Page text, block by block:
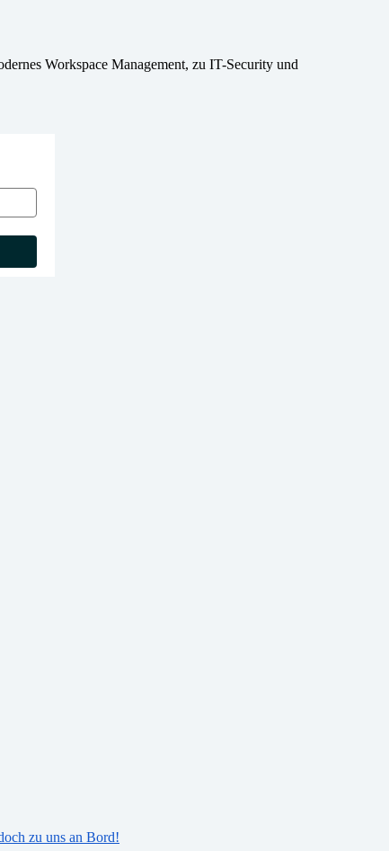
Workspace Management, zu IT-Security und
zu uns an Bord!